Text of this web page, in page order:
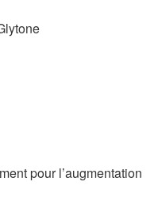
pour l’augmentation